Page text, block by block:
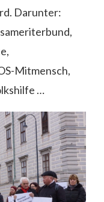
Darunter:
Mitmensch,
…